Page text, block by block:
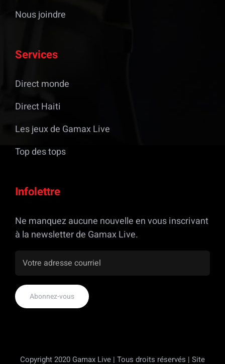
Nous joindre
Services
Direct monde
Direct Haiti
Les jeux de Gamax Live
Top des tops
Infolettre
Ne manquez aucune nouvelle en vous inscrivant
à la newsletter de Gamax Live.
Copyright 2020 Gamax Live | Tous droits réservés | Site